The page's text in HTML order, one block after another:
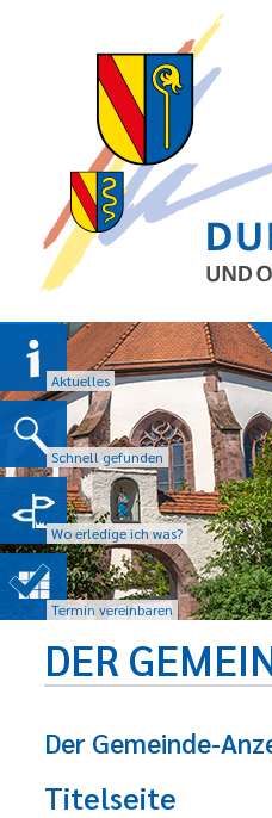
Aktuelles
Schnell gefunden
Wo erledige ich was?
Termin vereinbaren
DER
Der Gemeinde-
Titelseite